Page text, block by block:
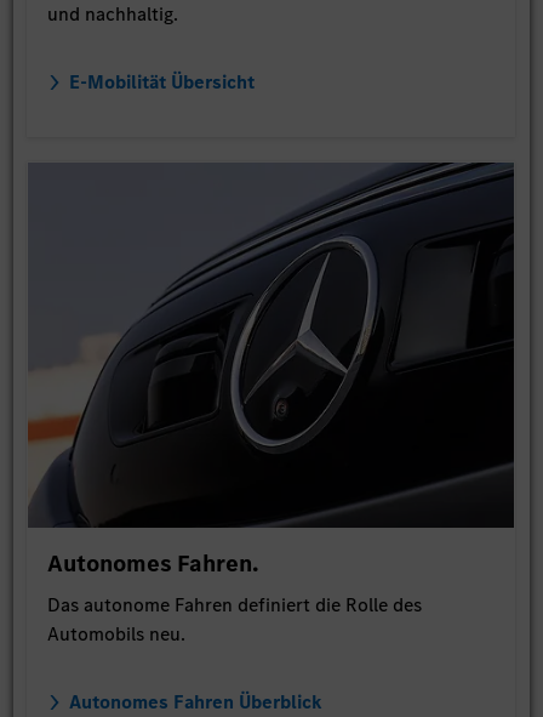
und nachhaltig.
E-Mobilität Übersicht
Autonomes Fahren.
Das autonome Fahren definiert die Rolle des
Automobils neu.
Autonomes Fahren Überblick